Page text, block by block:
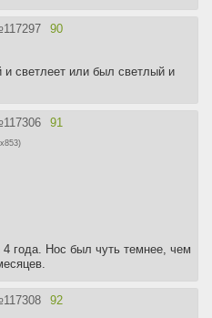
117297 90
светлеет или был светлый и
117306 91
4 года. Нос был чуть темнее, чем
117308 92